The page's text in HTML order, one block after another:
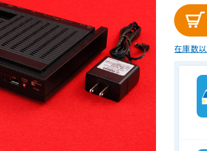
在庫数